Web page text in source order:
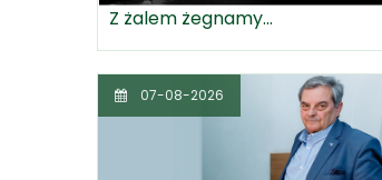
Z żalem żegnamy...
07-08-2026